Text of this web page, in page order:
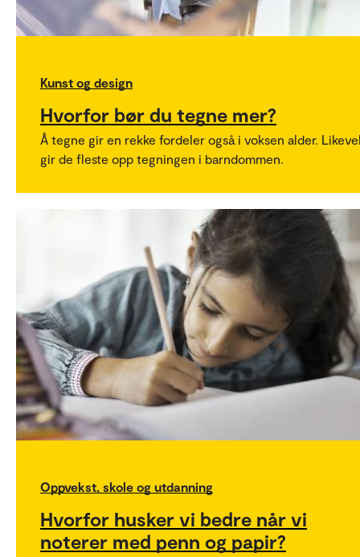
Kunst og design
Hvorfor bør du tegne mer?
Å tegne gir en rekke fordeler også i voksen alder.
gir de fleste opp tegningen i barndommen.
Oppvekst, skole og utdanning
Hvorfor husker vi bedre når vi
noterer med penn og papir?